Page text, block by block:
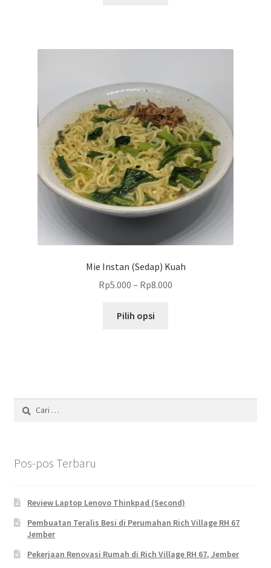
dapat
diambil
di
halaman
produk
Mie Instan (Sedap) Kuah
Rp5.000 – Rp8.000
Pilih opsi
ini
Cari
untuk:
Pos-pos Terbaru
Review Laptop Lenovo Thinkpad (Second)
Pembuatan Teralis Besi di Perumahan Rich Village RH 67
Jember
Pekerjaan Renovasi Rumah di Rich Village RH 67, Jember